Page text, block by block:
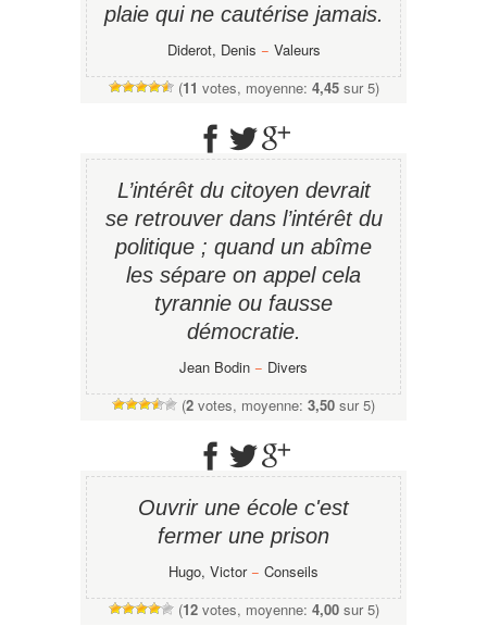
plaie qui ne cautérise jamais.
Diderot, Denis − Valeurs
(11 votes, moyenne: 4,45sur 5)
L’intérêt du citoyen devrait
se retrouver dans l’intérêt du
politique ; quand un abîme
les sépare on appel cela
tyrannie ou fausse
démocratie.
Jean Bodin − Divers
(2 votes, moyenne: 3,50 sur 5)
Ouvrir une école c'est
fermer une prison
Hugo, Victor− Conseils
(12votes, moyenne: 4,00sur 5)